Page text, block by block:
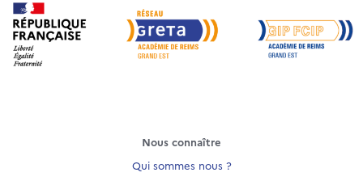
Nous connaître
Qui sommes nous ?